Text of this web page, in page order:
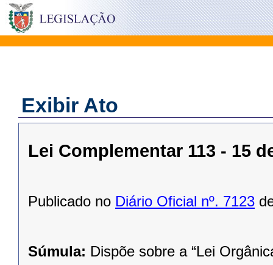
Exibir Ato
Lei Complementar 113 - 15
Publicado no Diário Oficial nº. 7123
Súmula: Dispõe sobre a “Lei